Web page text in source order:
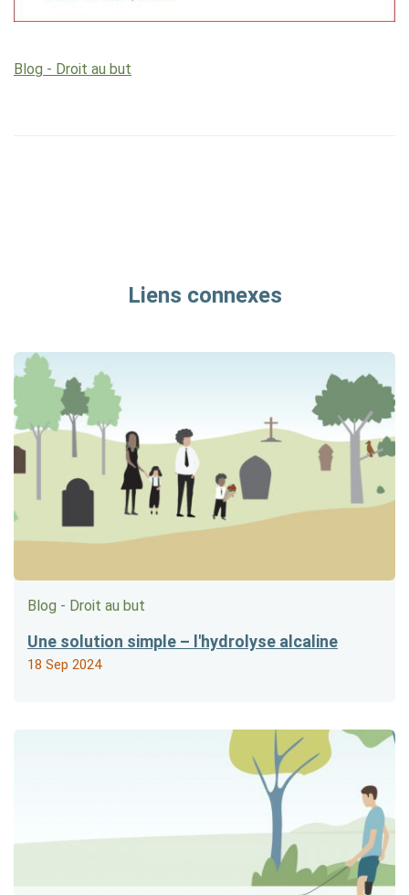
Blog - Droit au but
Liens connexes
Blog - Droit au but
Une solution simple – l'hydrolyse alcaline
18 Sep 2024